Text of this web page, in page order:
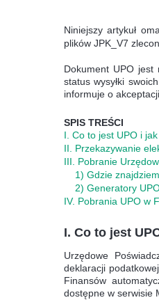
Niniejszy artykuł
plików JPK_V7
Dokument UPO jest
status wysyłki
informuje o
SPIS TREŚCI
I. Co to jest UPO i
II. Przekazywanie
III. Pobranie
1) Gdzie
2) Generatory
IV. Pobrania UPO w
I. Co to jest
Urzędowe
deklaracji
Finansów
dostępne w serwisie